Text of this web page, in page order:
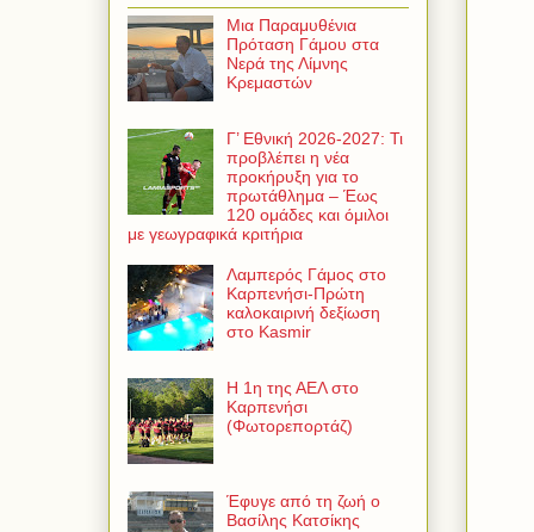
Μια Παραμυθένια
Πρόταση Γάμου στα
Νερά της Λίμνης
Κρεμαστών
Γ’ Εθνική 2026-2027: Τι
προβλέπει η νέα
προκήρυξη για το
πρωτάθλημα – Έως
120 ομάδες και όμιλοι
με γεωγραφικά κριτήρια
Λαμπερός Γάμος στο
Καρπενήσι-Πρώτη
καλοκαιρινή δεξίωση
στο Kasmir
Η 1η της ΑΕΛ στο
Καρπενήσι
(Φωτορεπορτάζ)
Έφυγε από τη ζωή ο
Βασίλης Κατσίκης